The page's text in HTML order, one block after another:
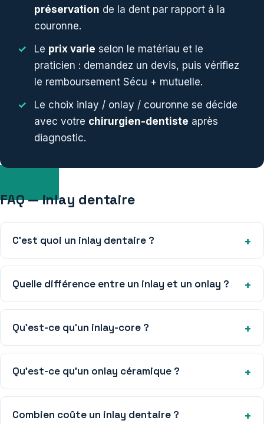
préservation de la dent par rapport à la
couronne.
Le prix varie selon le matériau et le
praticien : demandez un devis, puis vérifiez
le remboursement Sécu + mutuelle.
Le choix inlay / onlay / couronne se décide
avec votre chirurgien-dentiste après
diagnostic.
FAQ — inlay dentaire
C’est quoi un inlay dentaire ?
Quelle différence entre un inlay et un onlay ?
Qu’est-ce qu’un inlay-core ?
Qu’est-ce qu’un onlay céramique ?
Combien coûte un inlay dentaire ?